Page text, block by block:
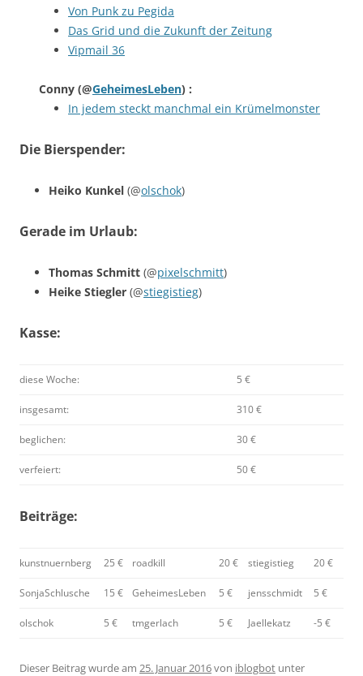
Von Punk zu Pegida
Das Grid und die Zukunft der Zeitung
Vipmail 36
Conny (@GeheimesLeben) :
In jedem steckt manchmal ein Krümelmonster
Die Bierspender:
Heiko Kunkel (@olschok)
Gerade im Urlaub:
Thomas Schmitt (@pixelschmitt)
Heike Stiegler (@stiegistieg)
Kasse:
diese Woche: 5 €
insgesamt: 310 €
beglichen: 30 €
verfeiert: 50 €
Beiträge:
kunstnuernberg 25 € roadkill 20 € stiegistieg 20 €
SonjaSchlusche 15 € GeheimesLeben 5 € jensschmidt 5 €
olschok 5 € tmgerlach 5 € Jaellekatz -5 €
Dieser Beitrag wurde am 25. Januar 2016von iblogbot unter